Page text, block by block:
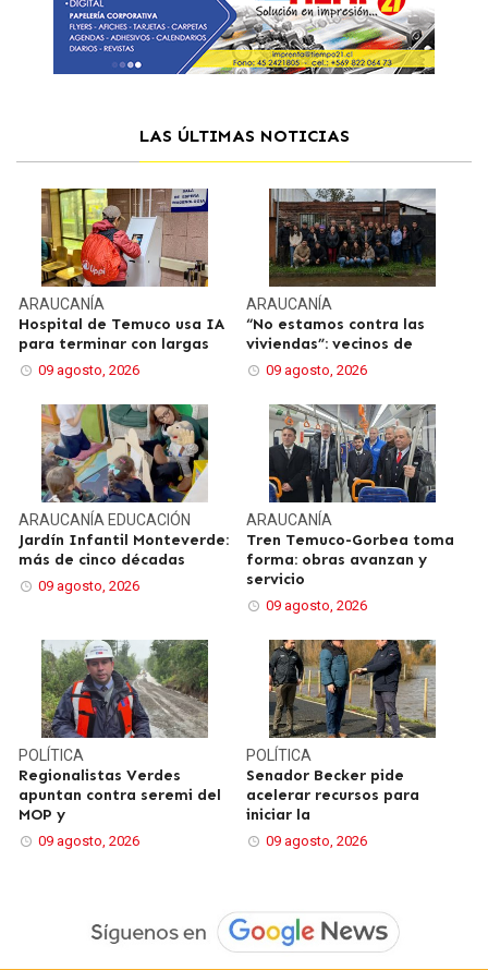
LAS ÚLTIMAS NOTICIAS
ARAUCANÍA
Hospital de Temuco usa IA
para terminar con largas
09 agosto, 2026
ARAUCANÍA
“No estamos contra las
viviendas”: vecinos de
09 agosto, 2026
ARAUCANÍA EDUCACIÓN
Jardín Infantil Monteverde:
más de cinco décadas
09 agosto, 2026
ARAUCANÍA
Tren Temuco-Gorbea toma
forma: obras avanzan y
servicio
09 agosto, 2026
POLÍTICA
Regionalistas Verdes
apuntan contra seremi del
MOP y
09 agosto, 2026
POLÍTICA
Senador Becker pide
acelerar recursos para
iniciar la
09 agosto, 2026